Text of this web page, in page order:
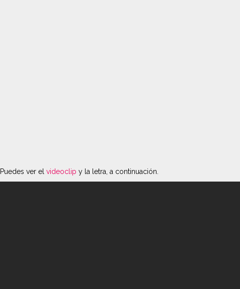
Puedes ver el videoclip y la letra, a continuación.